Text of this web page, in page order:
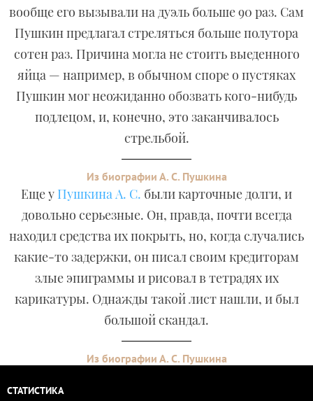
вообще его вызывали на дуэль больше 90 раз. Сам
Пушкин предлагал стреляться больше полутора
сотен раз. Причина могла не стоить выеденного
яйца — например, в обычном споре о пустяках
Пушкин мог неожиданно обозвать кого-нибудь
подлецом, и, конечно, это заканчивалось
стрельбой.
Из биографии А. С. Пушкина
Еще у Пушкина А. С. были карточные долги, и
довольно серьезные. Он, правда, почти всегда
находил средства их покрыть, но, когда случались
какие-то задержки, он писал своим кредиторам
злые эпиграммы и рисовал в тетрадях их
карикатуры. Однажды такой лист нашли, и был
большой скандал.
Из биографии А. С. Пушкина
СТАТИСТИКА